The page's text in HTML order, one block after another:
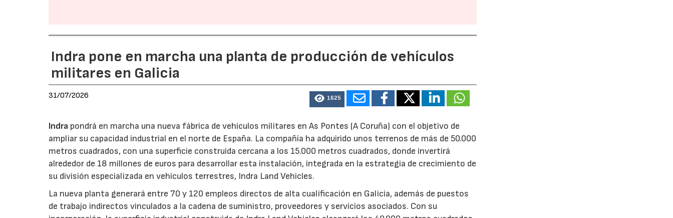
Indra pone en marcha una planta de producción de vehículos
militares en Galicia
31/07/2026 1625
Indra pondrá en marcha una nueva fábrica de vehículos militares en As Pontes (A Coruña) con el objetivo de
ampliar su capacidad industrial en el norte de España. La compañía ha adquirido unos terrenos de más de 50.000
metros cuadrados, con una superficie construida cercana a los 15.000 metros cuadrados, donde invertirá
alrededor de 18 millones de euros para desarrollar esta instalación, integrada en la estrategia de crecimiento de
su división especializada en vehículos terrestres, Indra Land Vehicles.
La nueva planta generará entre 70 y 120 empleos directos de alta cualificación en Galicia, además de puestos
de trabajo indirectos vinculados a la cadena de suministro, proveedores y servicios asociados. Con su